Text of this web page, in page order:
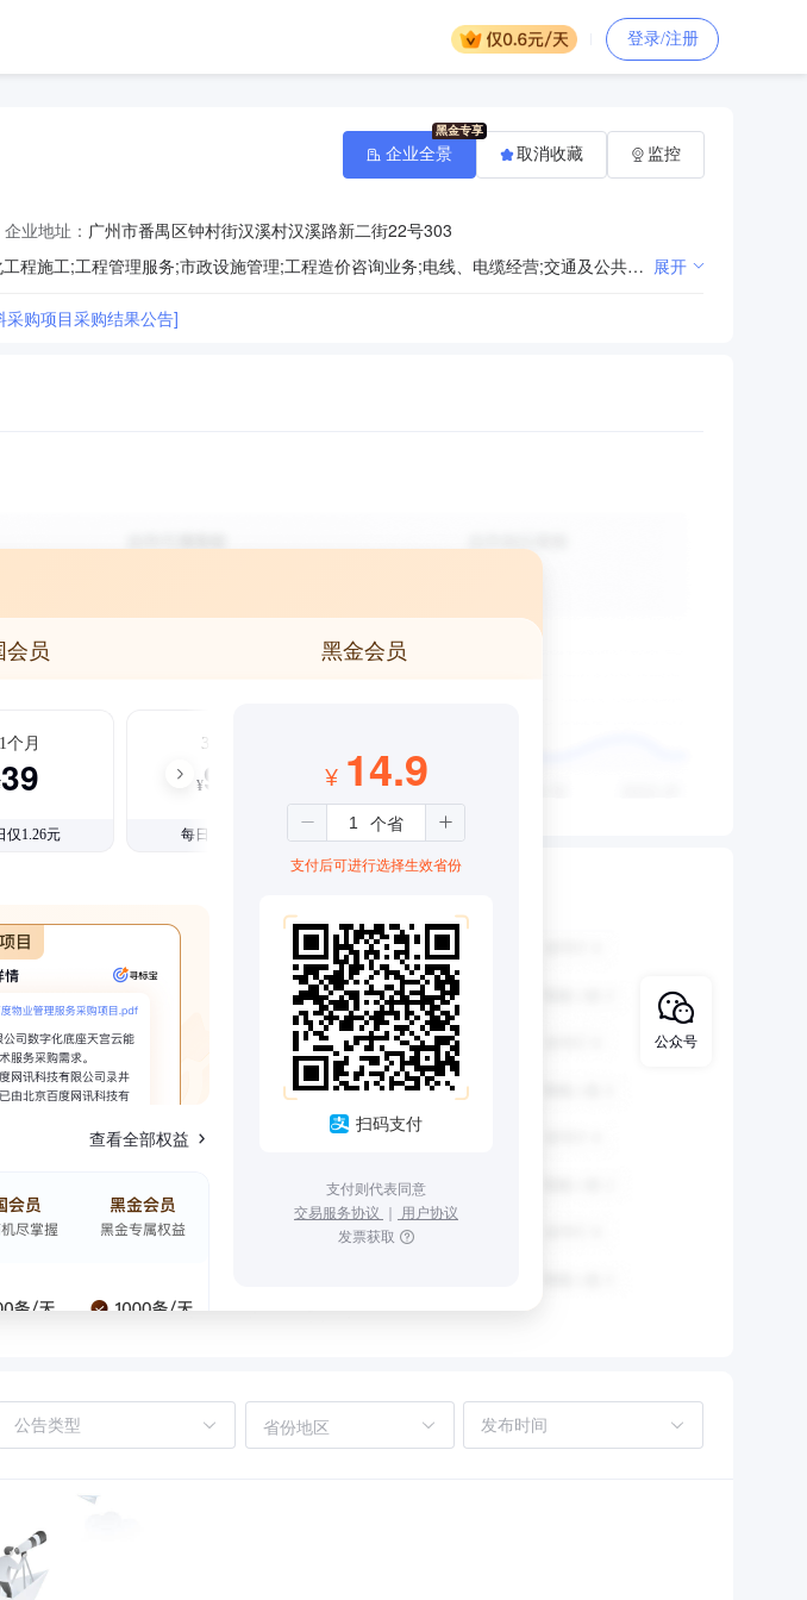
登录/注册
企业地址： 广州市番禺区钟村街汉溪村汉溪路新二街22号303
体育场地设施工程施工;土石方工程施工;金属门窗工程施工;园林绿化工程施工;工程管理服务;市政设施管理;工程造价咨询业务;电线、电缆经营;交通及公共管理用标牌销售;广告制作;城乡市容管理;建筑材料销售;建筑砌块销售;建筑装饰材料销售;金属结构销售;砼结构构件销售;室内木门窗安装服务;住宅水电安装维护服务;轻质建筑材料销售;专业设计服务;工业工程设计服务;工程技术服务（规划管理、勘察、设计、监理除外）;对外承包工程;电气设备修理;电气设备销售;通讯设备销售;电工器材销售;非金属矿物制品制造;非金属矿及制品销售;废旧沥青再生技术研发;建筑防水卷材产品制造;建筑防水卷材产品销售;石油制品销售（不含危险化学品）;炼焦;建设工程施工;舞台工程施工;施工专业作业;建设工程设计;建筑智能化系统设计;住宅室内装饰装修;输电、供电、受电电力设施的安装、维修和试验;电气安装服务;公路管理与养护;建设工程监理;建筑劳务分包;建设工程勘察;建筑物拆除作业（爆破作业除外）; 展开
购项目采购结果公告]
企业全景 取消收藏 监控
员 黑金会员
1个月
39
仅1.26元
3个月
¥99
每日仅1.08元
查看全部权益
¥ 14.9
支付后可进行选择生效省份
扫码支付
支付则代表同意
交易服务协议 ｜ 用户协议
发票获取
省份地区
公众号